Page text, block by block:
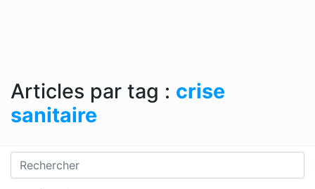
Articles par tag : crise
sanitaire